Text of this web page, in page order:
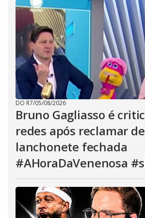
DO R7/05/08/2026
Bruno Gagliasso é
redes após reclamar de
lanchonete fechada
#AHoraDaVenenosa